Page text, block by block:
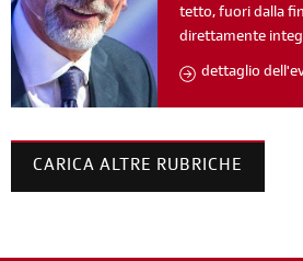
tetto, fuori dalla
direttamente
dettaglio
CARICA ALTRE RUBRICHE